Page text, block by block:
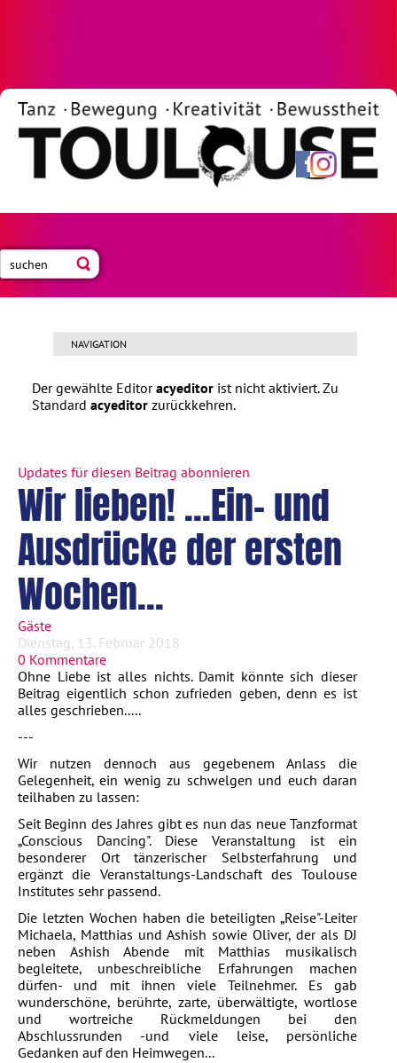
NAVIGATION
Der gewählte Editoracyeditor ist nicht aktiviert. Zu
Standard acyeditor zurückkehren.
Updates für diesen Beitrag abonnieren
Wir lieben! ...Ein- und
Ausdrücke der ersten
Wochen...
Gäste
Dienstag, 13. Februar 2018
0 Kommentare
Ohne Liebe ist alles nichts. Damit könnte sich dieser
Beitrag eigentlich schon zufrieden geben, denn es ist
alles geschrieben.....
---
Wir nutzen dennoch aus gegebenem Anlass die
Gelegenheit, ein wenig zu schwelgen und euch daran
teilhaben zu lassen:
Seit Beginn des Jahres gibt es nun das neue Tanzformat
„Conscious Dancing". Diese Veranstaltung ist ein
besonderer Ort tänzerischer Selbsterfahrung und
ergänzt die Veranstaltungs-Landschaft des Toulouse
Institutes sehr passend.
Die letzten Wochen haben die beteiligten „Reise"-Leiter
Michaela, Matthias und Ashish sowie Oliver, der als DJ
neben Ashish Abende mit Matthias musikalisch
begleitete, unbeschreibliche Erfahrungen machen
dürfen- und mit ihnen viele Teilnehmer. Es gab
wunderschöne, berührte, zarte, überwältigte, wortlose
und wortreiche Rückmeldungen bei den
Abschlussrunden -und viele leise, persönliche
Gedanken auf den Heimwegen...